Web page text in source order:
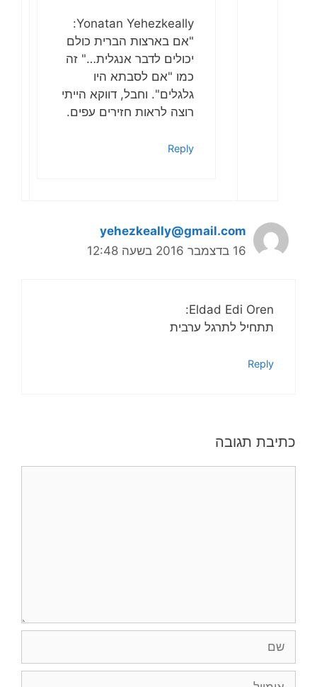
Yonatan Yehezkeally:
"אם בארצות הברית כולם
יכולים לדבר אנגלית…" זה
כמו "אם לסבתא היו
גלגלים". וחבל, דווקא הייתי
רוצה לראות חזירים עפים.
Reply
yehezkeally@gmail.com
16 בדצמבר 2016 בשעה 12:48
Eldad Edi Oren:
תתחיל לתרגל ערבית
Reply
כתיבת תגובה